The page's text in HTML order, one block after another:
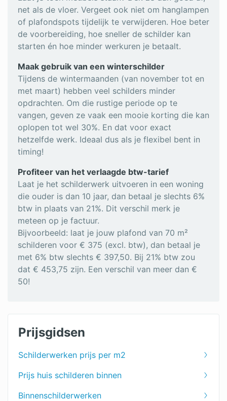
net als de vloer. Vergeet ook niet om hanglampen
of plafondspots tijdelijk te verwijderen. Hoe beter
de voorbereiding, hoe sneller de schilder kan
starten én hoe minder werkuren je betaalt.
Maak gebruik van een winterschilder
Tijdens de wintermaanden (van november tot en
met maart) hebben veel schilders minder
opdrachten. Om die rustige periode op te
vangen, geven ze vaak een mooie korting die kan
oplopen tot wel 30%. En dat voor exact
hetzelfde werk. Ideaal dus als je flexibel bent in
timing!
Profiteer van het verlaagde btw-tarief
Laat je het schilderwerk uitvoeren in een woning
die ouder is dan 10 jaar, dan betaal je slechts 6%
btw in plaats van 21%. Dit verschil merk je
meteen op je factuur.
Bijvoorbeeld: laat je jouw plafond van 70 m²
schilderen voor € 375 (excl. btw), dan betaal je
met 6% btw slechts € 397,50. Bij 21% btw zou
dat € 453,75 zijn. Een verschil van meer dan €
50!
Prijsgidsen
Schilderwerken prijs per m2
Prijs huis schilderen binnen
Binnenschilderwerken